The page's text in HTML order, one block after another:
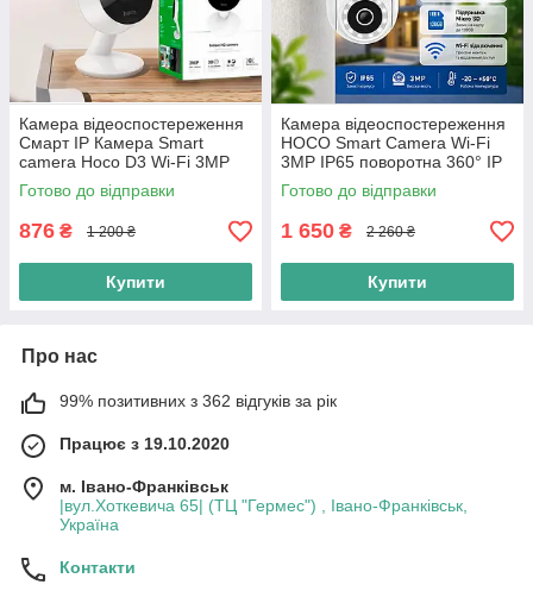
Камера відеоспостереження
Смарт IP Камера Smart
camera Hoco D3 Wi-Fi 3MP
Внутрішня HD-камера, біла
Готово до відправки
876 ₴ 1 200 ₴
Купити
Камера відеоспостереження
HOCO Smart Camera Wi-Fi
3MP IP65 поворотна 360° IP
камера з мікрофоном,
віддаленим доступом, білий
Готово до відправки
1 650 ₴ 2 260 ₴
Купити
Про нас
99% позитивних з 362 відгуків за рік
Працює з 19.10.2020
м. Івано-Франківськ
|вул.Хоткевича 65| (ТЦ "Гермес") , Івано-Франківськ,
Україна
Контакти